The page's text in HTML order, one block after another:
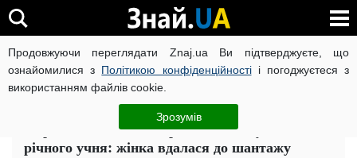
Продовжуючи переглядати Znaj.ua Ви підтверджуєте, що
ознайомилися з Політикою конфіденційностіі погоджуєтеся з
використанням файлів cookie.
Зрозумів
ВІЙНА РОСІЇ ПРОТИ УКРАЇНИ КОРОНАВІРУС В УКРАЇНІ
ЧИТАТЬ НА РУССКОМ
38-річна вчителька народила дитину від 12-
річного учня: жінка вдалася до шантажу